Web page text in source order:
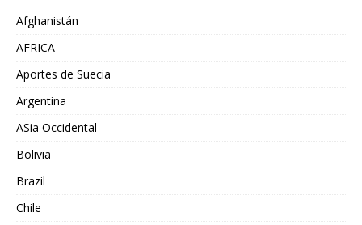
Afghanistán
AFRICA
Aportes de Suecia
Argentina
ASia Occidental
Bolivia
Brazil
Chile